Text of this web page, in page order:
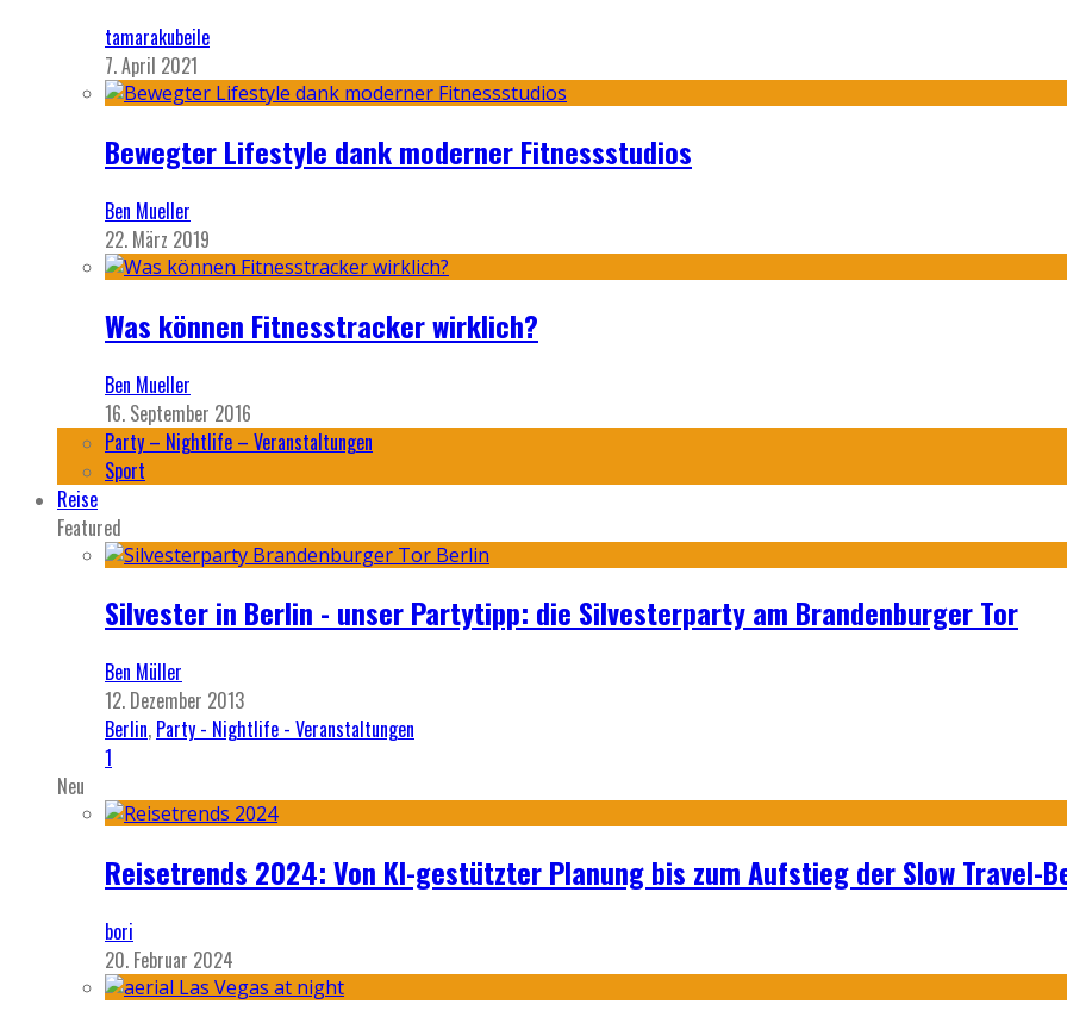
tamarakubeile
7. April 2021
Bewegter Lifestyle dank moderner Fitnessstudios
Ben Mueller
22. März 2019
Was können Fitnesstracker wirklich?
Ben Mueller
16. September 2016
Party – Nightlife – Veranstaltungen
Sport
Reise
Featured
Silvester in Berlin - unser Partytipp: die Silvesterparty am Brandenburger Tor
Ben Müller
12. Dezember 2013
Berlin, Party - Nightlife - Veranstaltungen
1
Neu
Reisetrends 2024: Von KI-gestützter Planung bis zum Aufstieg der Slow Travel-
bori
20. Februar 2024